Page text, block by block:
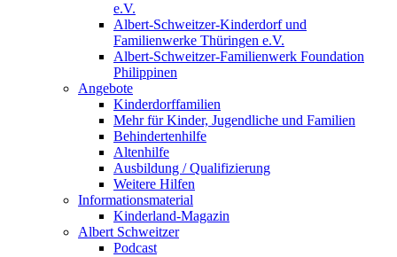
e.V.
Albert-Schweitzer-Kinderdorf und
Familienwerke Thüringen e.V.
Albert-Schweitzer-Familienwerk Foundation
Philippinen
Angebote
Kinderdorffamilien
Mehr für Kinder, Jugendliche und Familien
Behindertenhilfe
Altenhilfe
Ausbildung / Qualifizierung
Weitere Hilfen
Informationsmaterial
Kinderland-Magazin
Albert Schweitzer
Podcast